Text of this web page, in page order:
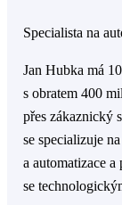
Specialista na
Jan Hubka má
s obratem 400
přes zákaznický
se specializuje
a automatizace
se